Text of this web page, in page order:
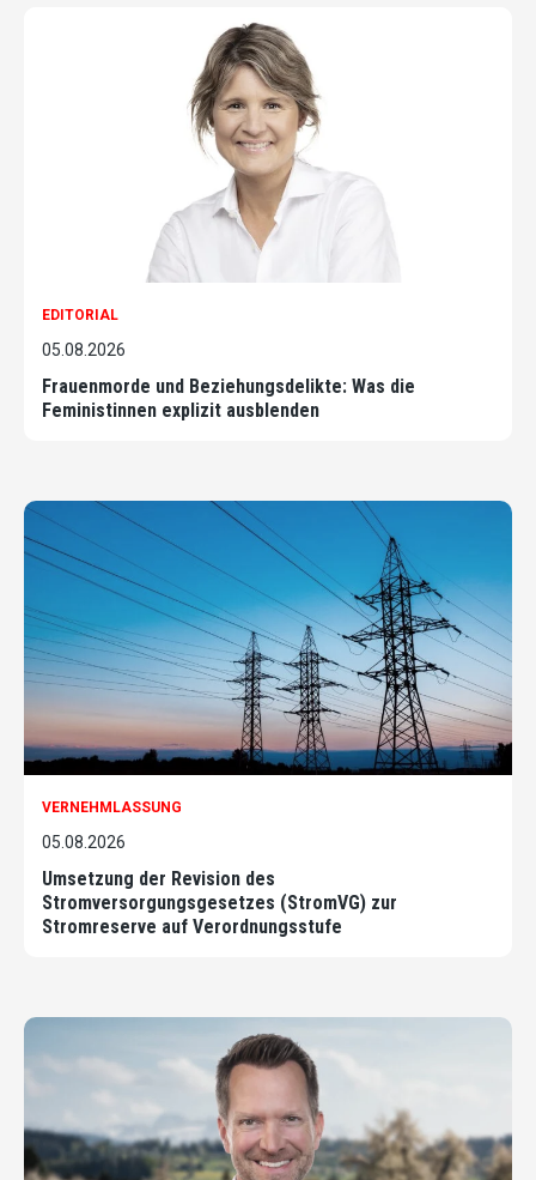
EDITORIAL
05.08.2026
Frauenmorde und Beziehungsdelikte: Was die
Feministinnen explizit ausblenden
VERNEHMLASSUNG
05.08.2026
Umsetzung der Revision des
Stromversorgungsgesetzes (StromVG) zur
Stromreserve auf Verordnungsstufe